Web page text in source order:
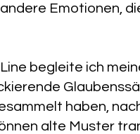
Emotionen,
begleite ich
haben,
alte Muster